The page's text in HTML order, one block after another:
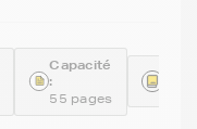
Capacité
:
55 pages